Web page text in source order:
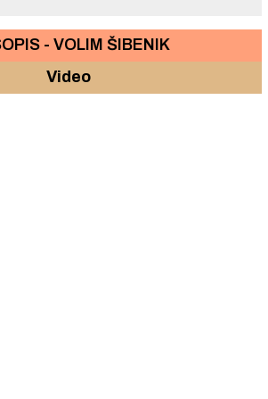
- VOLIM ŠIBENIK
Video